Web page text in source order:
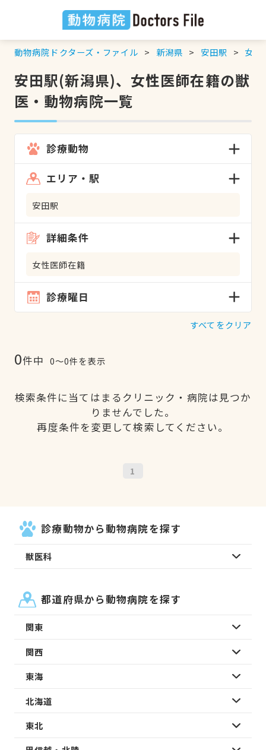
動物病院ドクターズ・ファイル 新潟県 安田駅 女性
安田駅(新潟県)、女性医師在籍の獣
医・動物病院一覧
診療動物
エリア・駅
安田駅
詳細条件
女性医師在籍
診療曜日
すべてをクリア
0件中 0〜0件を表示
検索条件に当てはまるクリニック・病院は見つか
りませんでした。
再度条件を変更して検索してください。
1
診療動物から動物病院を探す
獣医科
都道府県から動物病院を探す
関東
関西
東海
北海道
東北